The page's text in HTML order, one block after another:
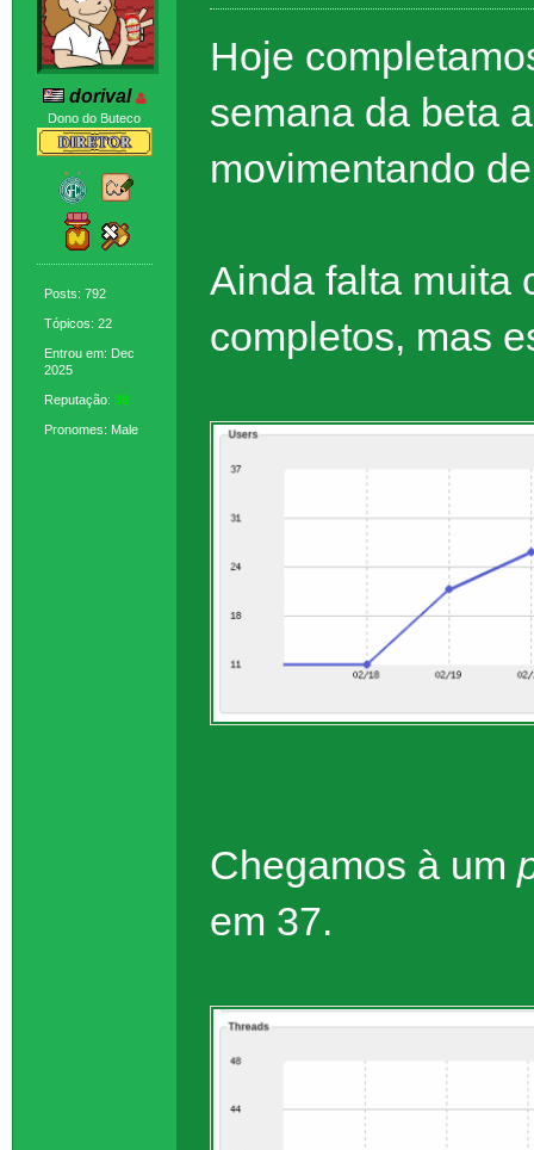
dorival
Dono do Buteco
Posts: 792
Tópicos: 22
Entrou em: Dec
2025
Reputação: 38
Pronomes: Male
Hoje
semana da beta
movimentando
Ainda falta muita
completos, mas
Chegamos à um
em 37.